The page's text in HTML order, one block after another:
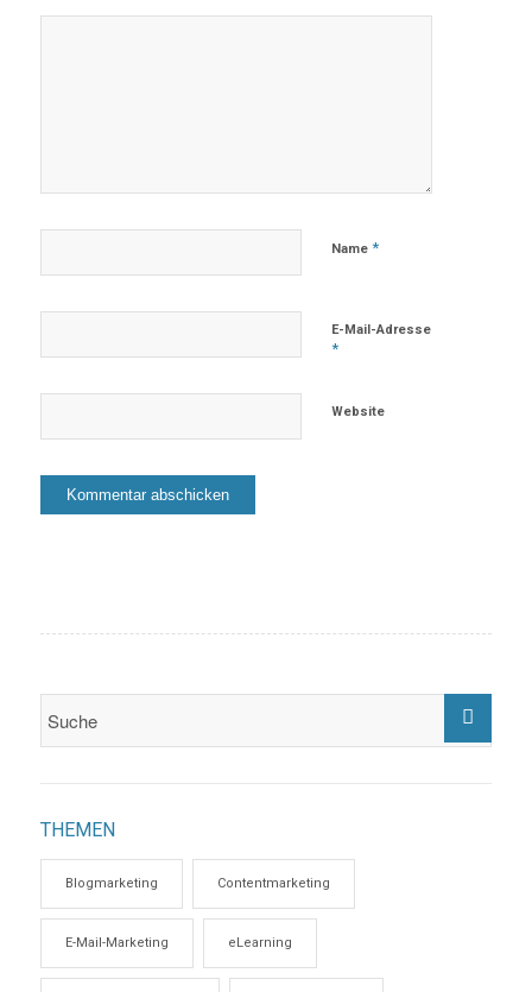
Name *
E-Mail-Adresse
*
Website
THEMEN
Blogmarketing Contentmarketing
E-Mail-Marketing eLearning